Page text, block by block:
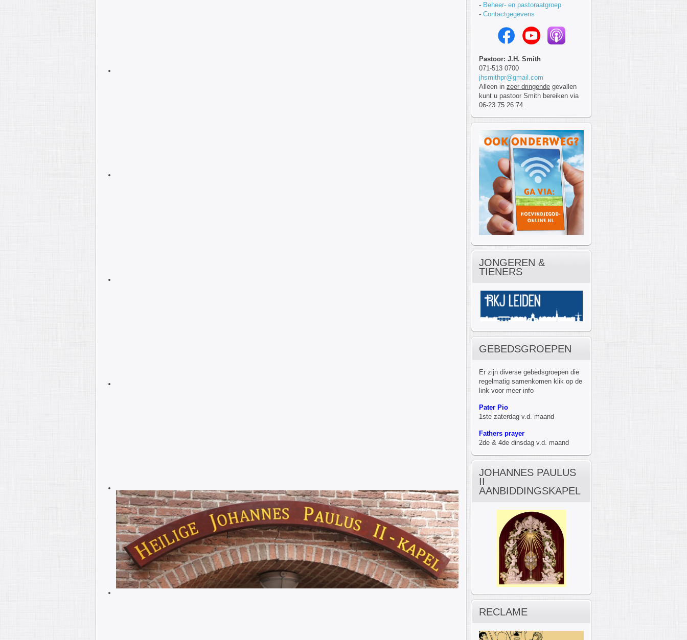
- Beheer- en pastoraatgroep
- Contactgegevens
Pastoor: J.H. Smith
071-513 0700
jhsmithpr@gmail.com
Alleen in zeer dringende gevallen
kunt u pastoor Smith bereiken via
06-23 75 26 74.
JONGEREN &
TIENERS
GEBEDSGROEPEN
Er zijn diverse gebedsgroepen die
regelmatig samenkomen klik op de
link voor meer info
Pater Pio
1ste zaterdag v.d. maand
Fathers prayer
2de & 4de dinsdag v.d. maand
JOHANNES PAULUS
II
AANBIDDINGSKAPEL
RECLAME